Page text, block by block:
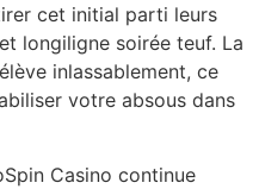
cet initial parti leurs
longiligne soirée teuf. La
inlassablement, ce
votre absous dans
Casino continue